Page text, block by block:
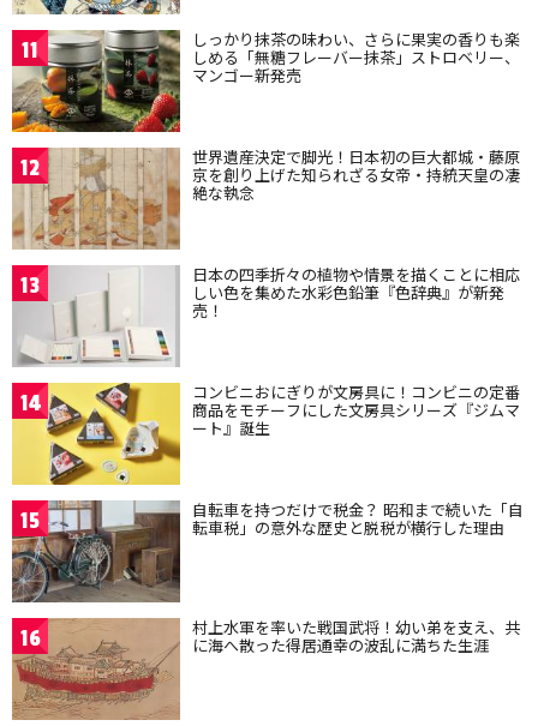
11 しっかり抹茶の味わい、さらに果実の香りも楽
しめる「無糖フレーバー抹茶」ストロベリー、
マンゴー新発売
12 世界遺産決定で脚光！日本初の巨大都城・藤原
京を創り上げた知られざる女帝・持統天皇の凄
絶な執念
13 日本の四季折々の植物や情景を描くことに相応
しい色を集めた水彩色鉛筆『色辞典』が新発
売！
14 コンビニおにぎりが文房具に！コンビニの定番
商品をモチーフにした文房具シリーズ『ジムマ
ート』誕生
15 自転車を持つだけで税金？ 昭和まで続いた「自
転車税」の意外な歴史と脱税が横行した理由
16 村上水軍を率いた戦国武将！幼い弟を支え、共
に海へ散った得居通幸の波乱に満ちた生涯